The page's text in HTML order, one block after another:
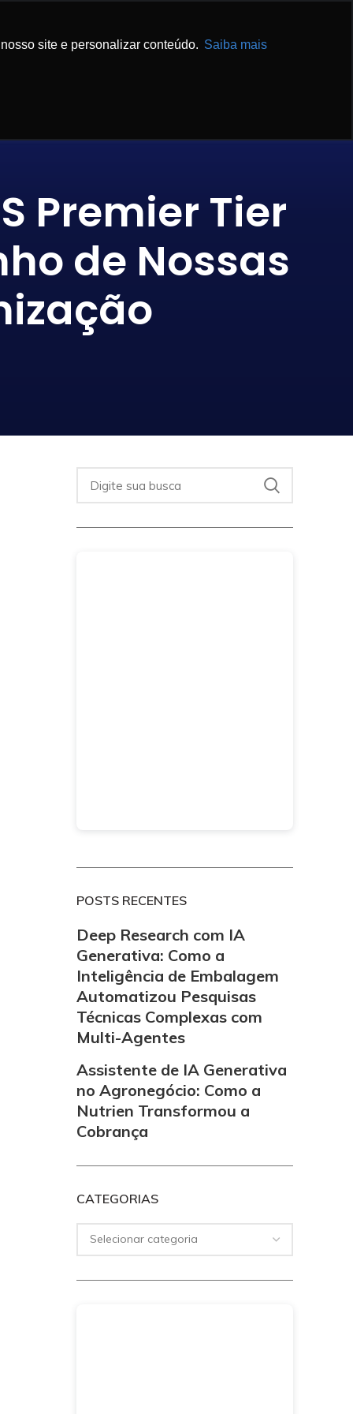
site e personalizar conteúdo. Saiba mais
Premier Tier
de Nossas
POSTS RECENTES
Deep Research com IA
Generativa: Como a
Inteligência de Embalagem
Automatizou Pesquisas
Técnicas Complexas com
Multi-Agentes
Assistente de IA Generativa
no Agronegócio: Como a
Nutrien Transformou a
Cobrança
CATEGORIAS